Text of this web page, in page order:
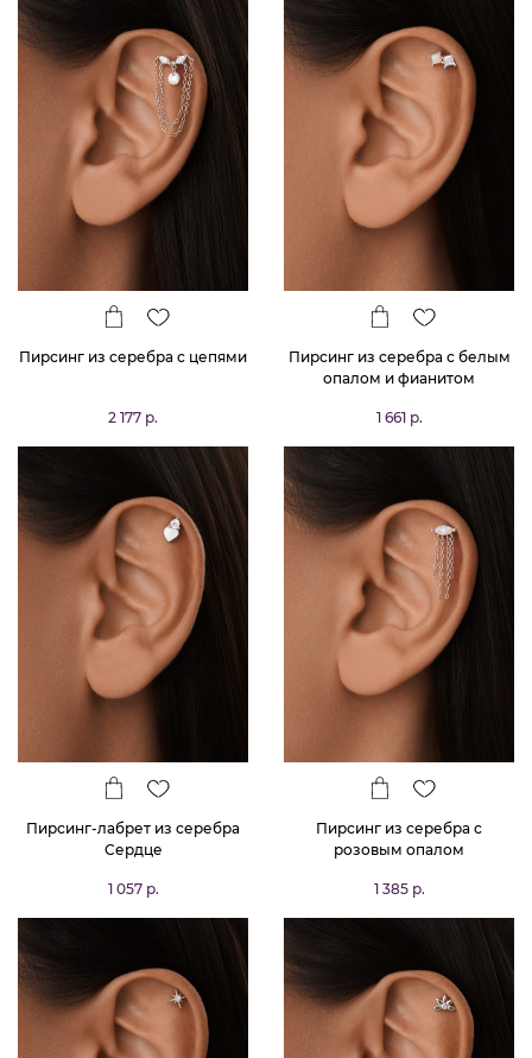
Пирсинг из серебра с цепями
2 177 р.
Пирсинг из серебра с белым
опалом и фианитом
1 661 р.
Пирсинг-лабрет из серебра
Сердце
1 057 р.
Пирсинг из серебра с
розовым опалом
1 385 р.